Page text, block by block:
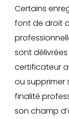
Certains
font de droit
sont
certificateur
ou supprimer
finalité
son champ